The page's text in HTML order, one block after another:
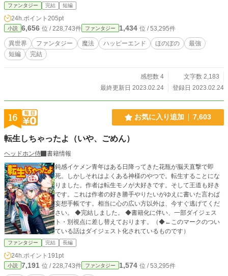
ファンタジー 完結 短編
24h.ポイント 205pt
小説 6,656 位 / 228,743件 ファンタジー 1,434 位 / 53,295件
異世界 ファンタジー 魔法 ハッピーエンド ほのぼの
最強
短編
完結
感想数 4
文字数 2,183
最終更新日 2023.02.24
登録日 2023.02.24
16 お気に入り追加 7,603
転生しちゃったよ（いや、ごめん）
ヘッドホン侍
書籍情報
鈍感イケメン青年はある日降ってきた花瓶が脳天直撃で即
死。しかしそれはよくある神様のやつで。転生することにな
りました。作者は転生モノが大好きです。そして王道も好き
です。これは作者の好き勝手やりたいがゆえに書いた言わば
妄想手帳です。相当に心の広い方以外は、今すぐ逃げてくだ
さい。 ◆完結しました。 ◆書籍化に伴い、一部ダイジェス
ト・別視点に差し替えております。（◆←このマークのつい
ている話はダイジェスト化されているものです）
ファンタジー 完結 長編
24h.ポイント 191pt
小説 7,191 位 / 228,743件 ファンタジー 1,574 位 / 53,295件